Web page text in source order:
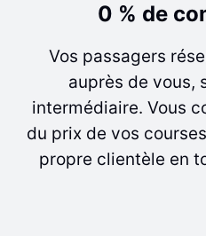
0 % de
Vos passagers
auprès de vous,
intermédiaire. Vous
du prix de vos
propre clientèle en